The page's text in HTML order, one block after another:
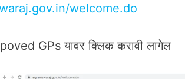
welcome.do
GPs यावर क्लिक करावी लागेल